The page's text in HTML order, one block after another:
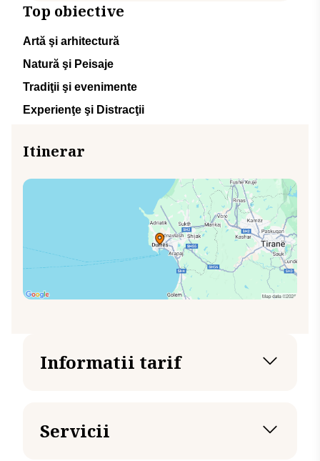
Top obiective
Artă şi arhitectură
Natură şi Peisaje
Tradiţii şi evenimente
Experienţe şi Distracţii
Itinerar
Informatii tarif
Servicii